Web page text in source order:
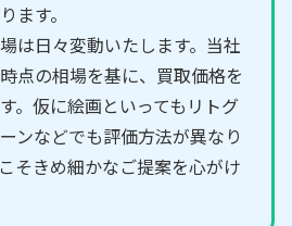
ます。
は日々変動いたします。当社
点の相場を基に、買取価格を
。仮に絵画といってもリトグ
ンなどでも評価方法が異なり
そきめ細かなご提案を心がけ